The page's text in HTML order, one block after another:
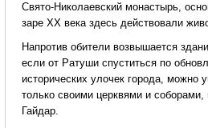
Свято-Николаевский монастырь,
заре XX века здесь действовали
Напротив обители возвышается
если от Ратуши спуститься по
исторических улочек города, можно
только своими церквями и
Гайдар.